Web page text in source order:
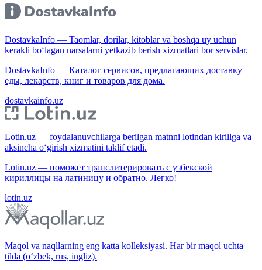
DostavkaInfo — Taomlar, dorilar, kitoblar va boshqa uy uchun
kerakli bo‘lagan narsalarni yetkazib berish xizmatlari bor servislar.
DostavkaInfo — Каталог сервисов, предлагающих доставку
еды, лекарств, книг и товаров для дома.
dostavkainfo.uz
Lotin.uz — foydalanuvchilarga berilgan matnni lotindan kirillga va
aksincha o‘girish xizmatini taklif etadi.
Lotin.uz — поможет транслитерировать с узбекской
кириллицы на латиницу и обратно. Легко!
lotin.uz
Maqol va naqllarning eng katta kolleksiyasi. Har bir maqol uchta
tilda (o‘zbek, rus, ingliz).